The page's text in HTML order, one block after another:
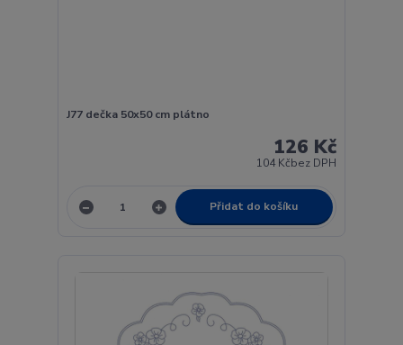
J77 dečka 50x50 cm plátno
126 Kč
104 Kčbez DPH
Přidat do košíku